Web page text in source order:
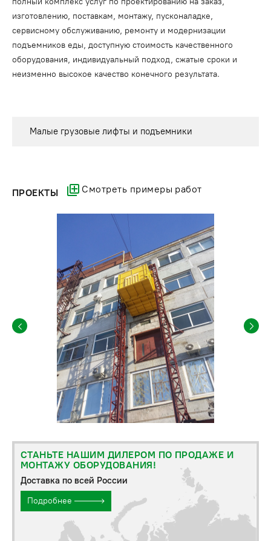
изготовлению, поставкам, монтажу, пусконаладке,
сервисному обслуживанию, ремонту и модернизации
подъемников еды, доступную стоимость качественного
оборудования, индивидуальный подход, сжатые сроки и
неизменно высокое качество конечного результата.
Малые грузовые лифты и подъемники
ПРОЕКТЫ Смотреть примеры работ
СТАНЬТЕ НАШИМ ДИЛЕРОМ ПО ПРОДАЖЕ И
МОНТАЖУ ОБОРУДОВАНИЯ!
Доставка по всей России
Подробнее